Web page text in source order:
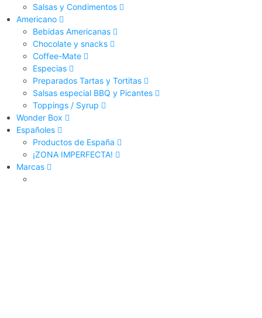
Salsas y Condimentos
Americano
Bebidas Americanas
Chocolate y snacks
Coffee-Mate
Especias
Preparados Tartas y Tortitas
Salsas especial BBQ y Picantes
Toppings / Syrup
Wonder Box
Españoles
Productos de España
¡ZONA IMPERFECTA!
Marcas